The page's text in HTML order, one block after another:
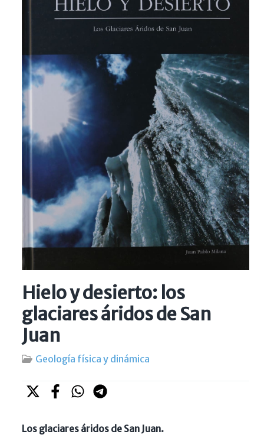
Hielo y desierto: los
glaciares áridos de San
Juan
Geología física y dinámica
Los glaciares áridos de San Juan.